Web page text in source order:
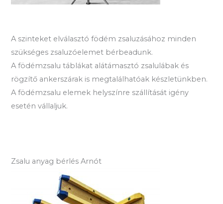
A szinteket elválasztó födém zsaluzásához minden
szükséges zsaluzóelemet bérbeadunk.
A födémzsalu táblákat alátámasztó zsalulábak és
rögzítő ankerszárak is megtalálhatóak készletünkben.
A födémzsalu elemek helyszínre szállítását igény
esetén vállaljuk.
Zsalu anyag bérlés Arnót